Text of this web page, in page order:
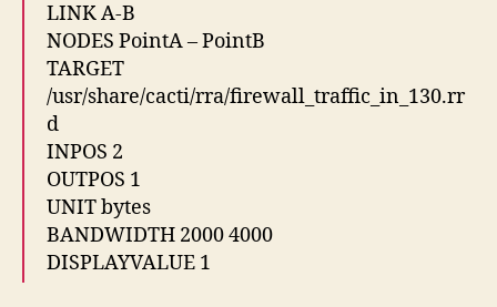
LINK A-B
NODES PointA – PointB
TARGET
/usr/share/cacti/rra/firewall_traffic_in_130.rr
d
INPOS 2
OUTPOS 1
UNIT bytes
BANDWIDTH 2000 4000
DISPLAYVALUE 1